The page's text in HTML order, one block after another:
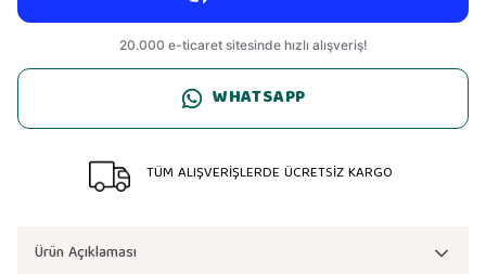
WHATSAPP
TÜM ALIŞVERİŞLERDE ÜCRETSİZ KARGO
Ürün Açıklaması